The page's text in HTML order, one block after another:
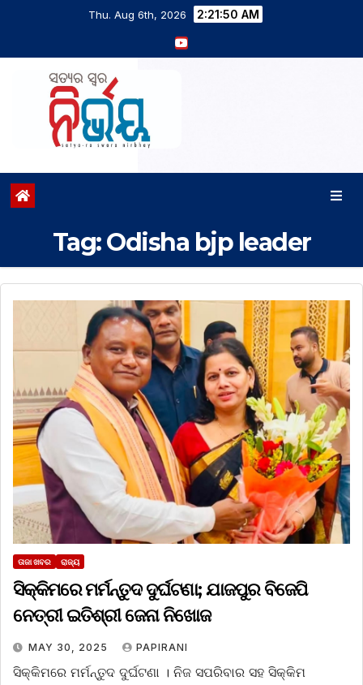
Thu. Aug 6th, 2026 2:21:51 AM
Tag:Odisha bjp leader
ତାଜା ଖବର ରାଜ୍ୟ
ସିକ୍କିମରେ ମର୍ମନ୍ତୁଦ ଦୁର୍ଘଟଣା; ଯାଜପୁର ବିଜେପି
ନେତ୍ରୀ ଇତିଶ୍ରୀ ଜେନା ନିଖୋଜ
MAY 30, 2025 PAPIRANI
ସିକ୍କିମରେ ମର୍ମନ୍ତୁଦ ଦୁର୍ଘଟଣା । ନିଜ ସପରିବାର ସହ ସିକ୍କିମ